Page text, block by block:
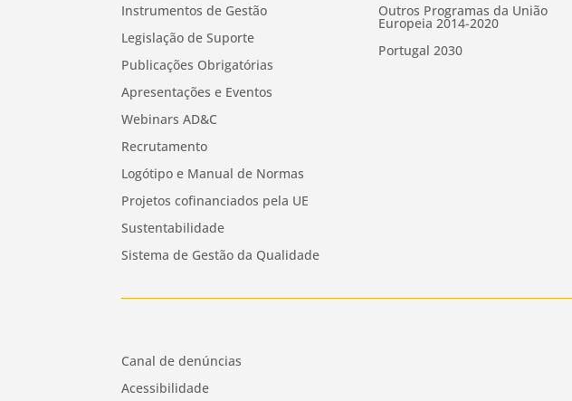
Instrumentos de Gestão
Legislação de Suporte
Publicações Obrigatórias
Apresentações e Eventos
Webinars AD&C
Recrutamento
Logótipo e Manual de Normas
Projetos cofinanciados pela UE
Sustentabilidade
Sistema de Gestão da Qualidade
Outros Programas da União
Europeia 2014-2020
Portugal 2030
Canal de denúncias
Acessibilidade